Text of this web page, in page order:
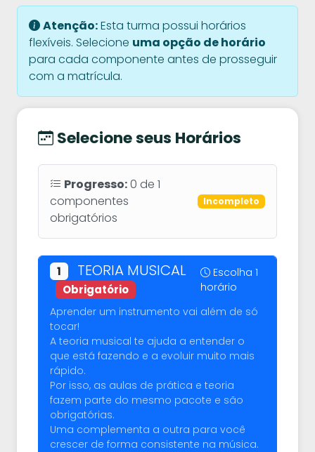
Atenção:Esta turma possui horários
flexíveis. Selecione uma opção de horário
para cada componente antes de prosseguir
com a matrícula.
Selecione seus Horários
Progresso:0 de 1
componentes
obrigatórios
Incompleto
1 TEORIA MUSICAL
Obrigatório
Escolha 1
horário
Aprender um instrumento vai além de só
tocar!
A teoria musical te ajuda a entender o
que está fazendo e a evoluir muito mais
rápido.
Por isso, as aulas de prática e teoria
fazem parte do mesmo pacote e são
obrigatórias.
Uma complementa a outra para você
crescer de forma consistente na música.